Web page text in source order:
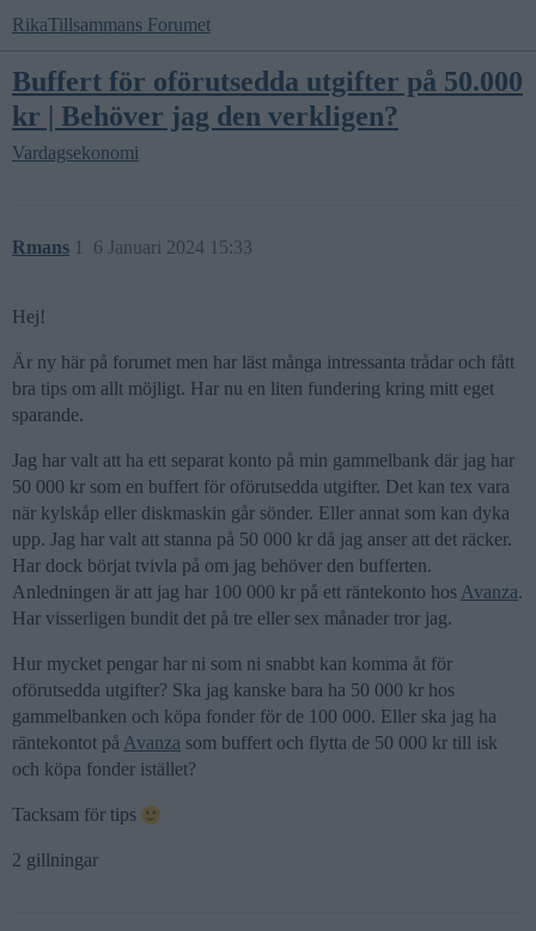
RikaTillsammans Forumet
Buffert för oförutsedda utgifter på 50.000
kr | Behöver jag den verkligen?
Vardagsekonomi
Rmans 6 Januari 2024 15:33
1
Hej!
Är ny här på forumet men har läst många intressanta trådar och fått
bra tips om allt möjligt. Har nu en liten fundering kring mitt eget
sparande.
Jag har valt att ha ett separat konto på min gammelbank där jag har
50 000 kr som en buffert för oförutsedda utgifter. Det kan tex vara
när kylskåp eller diskmaskin går sönder. Eller annat som kan dyka
upp. Jag har valt att stanna på 50 000 kr då jag anser att det räcker.
Har dock börjat tvivla på om jag behöver den bufferten.
Anledningen är att jag har 100 000 kr på ett räntekonto hos Avanza.
Har visserligen bundit det på tre eller sex månader tror jag.
Hur mycket pengar har ni som ni snabbt kan komma åt för
oförutsedda utgifter? Ska jag kanske bara ha 50 000 kr hos
gammelbanken och köpa fonder för de 100 000. Eller ska jag ha
räntekontot på Avanza som buffert och flytta de 50 000 kr till isk
och köpa fonder istället?
Tacksam för tips
2 gillningar